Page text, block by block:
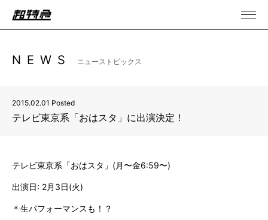
NEWS ニューストピックス
2015.02.01 Posted
テレビ東京系「おはスタ」に出演決定！
テレビ東京系「おはスタ」(月〜金6:59〜)
出演日: 2月3日(火)
＊生パフォーマンスも！？